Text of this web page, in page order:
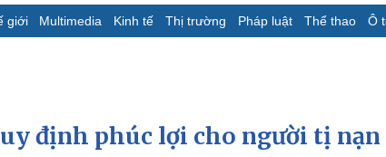
giới Multimedia Kinh tế Thị trường Pháp luật Thể thao Ô
ấn VOVđịnh phúc lợi cho người tị